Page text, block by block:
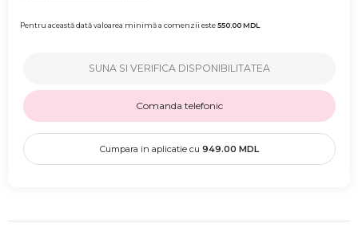
Pentru această dată valoarea minimă a comenzii este550.00MDL
SUNA SI VERIFICA DISPONIBILITATEA
Comanda telefonic
Cumpara in aplicatie cu 949.00 MDL